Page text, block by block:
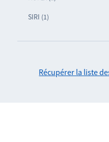
SIRI (1)
Récupérer la liste